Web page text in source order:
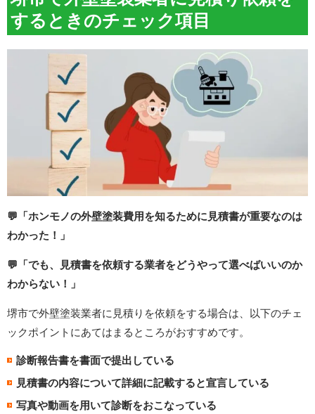
するときのチェック項目
💬「ホンモノの外壁塗装費用を知るために見積書が重要なのは
わかった！」
💬「でも、見積書を依頼する業者をどうやって選べばいいのか
わからない！」
堺市で外壁塗装業者に見積りを依頼をする場合は、以下のチェ
ックポイントにあてはまるところがおすすめです。
診断報告書を書面で提出している
見積書の内容について詳細に記載すると宣言している
写真や動画を用いて診断をおこなっている